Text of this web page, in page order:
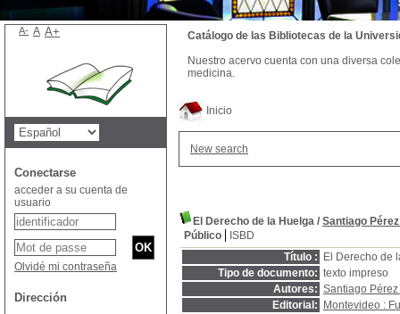
Inicio
New search
El Derecho de la Huelga / Santiago
Público
ISBD
Título :
El Derecho de
Tipo de documento: texto impreso
Autores: Santiago
Editorial:
Montevideo :
Catálogo de las Bibliotecas de la
Nuestro acervo cuenta con una diversa
medicina.
A- A A+
Conectarse
acceder a su cuenta de
usuario
Olvidé mi contraseña
Dirección